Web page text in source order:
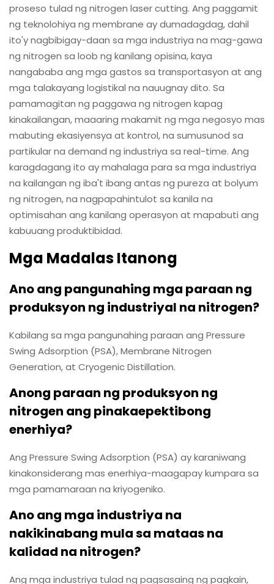
proseso tulad ng nitrogen laser cutting. Ang paggamit
ng teknolohiya ng membrane ay dumadagdag, dahil
ito'y nagbibigay-daan sa mga industriya na mag-gawa
ng nitrogen sa loob ng kanilang opisina, kaya
nangababa ang mga gastos sa transportasyon at ang
mga talakayang logistikal na nauugnay dito. Sa
pamamagitan ng paggawa ng nitrogen kapag
kinakailangan, maaaring makamit ng mga negosyo mas
mabuting ekasiyensya at kontrol, na sumusunod sa
partikular na demand ng industriya sa real-time. Ang
karagdagang ito ay mahalaga para sa mga industriya
na kailangan ng iba't ibang antas ng pureza at bolyum
ng nitrogen, na nagpapahintulot sa kanila na
optimisahan ang kanilang operasyon at mapabuti ang
kabuuang produktibidad.
Mga Madalas Itanong
Ano ang pangunahing mga paraan ng
produksyon ng industriyal na nitrogen?
Kabilang sa mga pangunahing paraan ang Pressure
Swing Adsorption (PSA), Membrane Nitrogen
Generation, at Cryogenic Distillation.
Anong paraan ng produksyon ng
nitrogen ang pinakaepektibong
enerhiya?
Ang Pressure Swing Adsorption (PSA) ay karaniwang
kinakonsiderang mas enerhiya-maagapay kumpara sa
mga pamamaraan na kriyogeniko.
Ano ang mga industriya na
nakikinabang mula sa mataas na
kalidad na nitrogen?
Ang mga industriya tulad ng pagsasaing ng pagkain,